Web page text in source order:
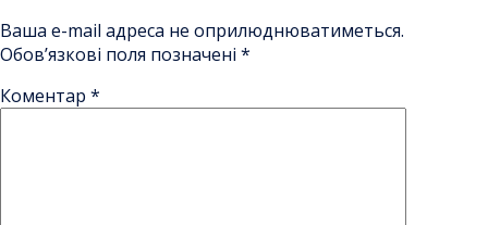
Ваша e-mail адреса не оприлюднюватиметься.
Обов’язкові поля позначені *
Коментар *